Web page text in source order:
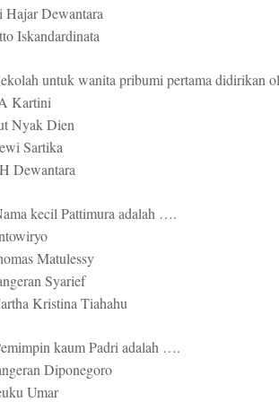
Hajar Dewantara
Iskandardinata
untuk wanita pribumi pertama didirikan
Kartini
Nyak Dien
Sartika
Dewantara
kecil Pattimura adalah ….
Matulessy
Syarief
Kristina Tiahahu
kaum Padri adalah ….
Diponegoro
Umar